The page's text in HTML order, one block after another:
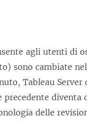
agli utenti di
sono cambiate
Tableau Server
diventa
delle